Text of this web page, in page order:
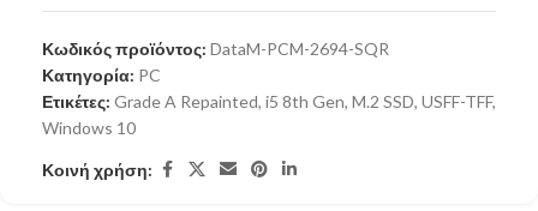
Κωδικός προϊόντος: DataM-PCM-2694-SQR
Κατηγορία: PC
Ετικέτες: Grade A Repainted, i5 8th Gen, M.2 SSD, USFF-TFF,
Windows 10
Κοινή χρήση: